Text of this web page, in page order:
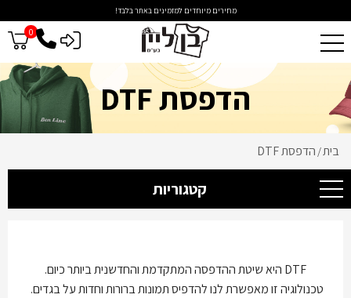
מחירים מיוחדים למזמינים באתר בלבד!
0
כניסה לסיטונאים
הדפסת DTF
בית/ הדפסת DTF
קטגוריות
DTF היא שיטת ההדפסה המתקדמת והחדשנית ביותר כיום.
טכנולוגיה זו מאפשרת לנו להדפיס תמונות ברורות וחדות על בגדים.